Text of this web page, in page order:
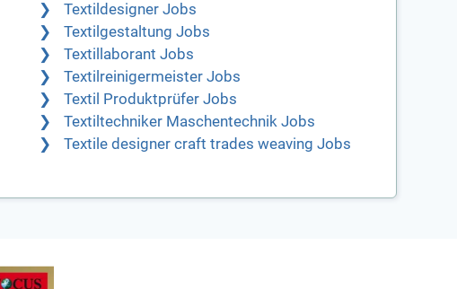
Textildesigner Jobs
Textilgestaltung Jobs
Textillaborant Jobs
Textilreinigermeister Jobs
Textil Produktprüfer Jobs
Textiltechniker Maschentechnik Jobs
Textile designer craft trades weaving Jobs